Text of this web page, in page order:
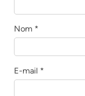
Nom *
E-mail *